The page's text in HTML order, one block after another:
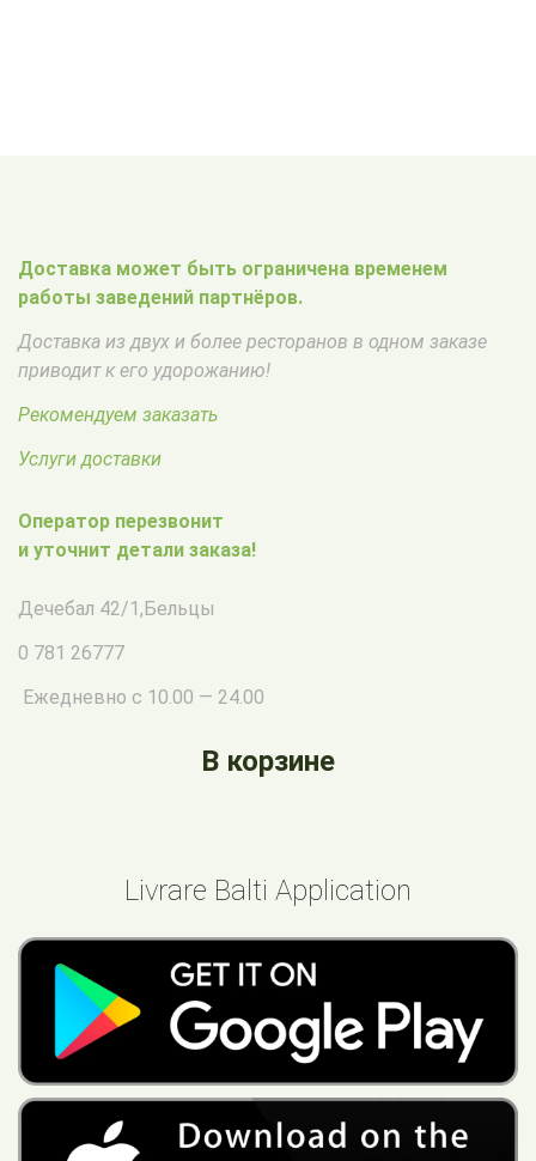
Доставка может быть ограничена временем
работы заведений партнёров.
Доставка из двух и более ресторанов в одном заказе
приводит к его удорожанию!
Рекомендуем заказать
Услуги доставки
Оператор перезвонит
и уточнит детали заказа!
Дечебал 42/1,Бельцы
0 781 26777
Ежедневно с 10.00 — 24.00
В корзине
Livrare Balti Application